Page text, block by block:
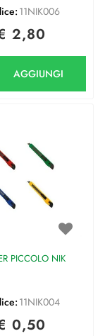
11NIK006
2,80
AGGIUNGI
PICCOLO NIK
11NIK004
0,50